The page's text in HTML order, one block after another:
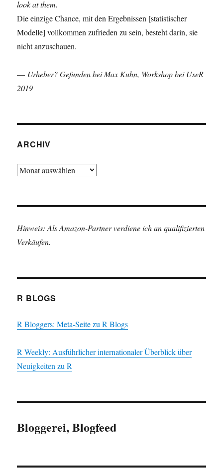
look at them.
Die einzige Chance, mit den Ergebnissen [statistischer
Modelle] vollkommen zufrieden zu sein, besteht darin, sie
nicht anzuschauen.
— Urheber? Gefunden bei Max Kuhn, Workshop bei UseR
2019
ARCHIV
Archiv
Hinweis: Als Amazon-Partner verdiene ich an qualifizierten
Verkäufen.
R BLOGS
R Bloggers: Meta-Seite zu R Blogs
R Weekly: Ausführlicher internationaler Überblick über
Neuigkeiten zu R
Bloggerei, Blogfeed